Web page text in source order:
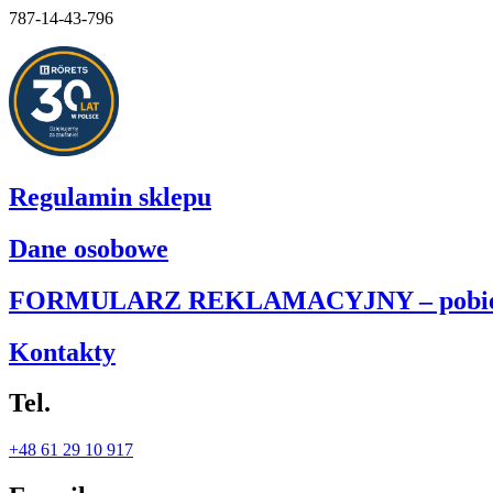
787-14-43-796
Regulamin sklepu
Dane osobowe
FORMULARZ REKLAMACYJNY –
Kontakty
Tel.
+48 61 29 10 917